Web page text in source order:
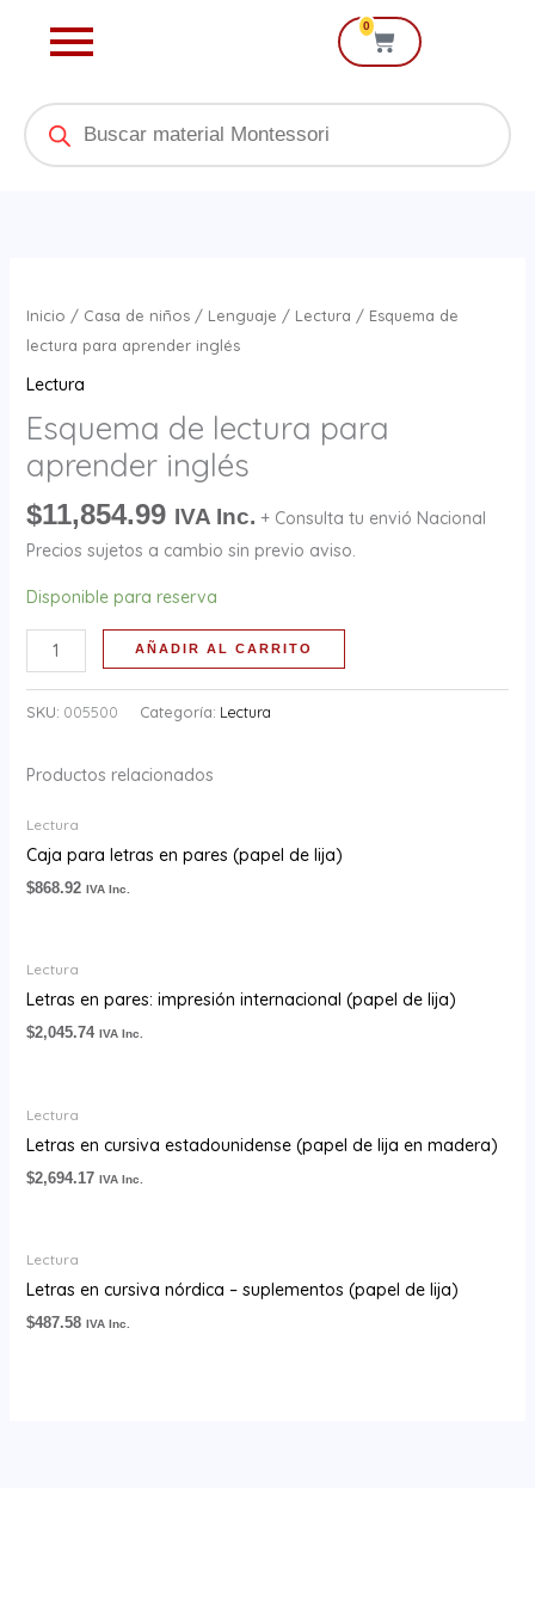
0
Cart
Products
search
Inicio / Casa de niños/ Lenguaje / Lectura / Esquema de
lectura para aprender inglés
Lectura
Esquema de lectura para
aprender inglés
$11,854.99 IVA Inc. + Consulta tu envió Nacional
Precios sujetos a cambio sin previo aviso.
Disponible para reserva
de
lectura
inglés
cantidad
AÑADIR AL CARRITO
SKU: 005500 Categoría: Lectura
Productos relacionados
Lectura
Caja para letras en pares (papel de lija)
$868.92 IVA Inc.
Lectura
Letras en pares: impresión internacional (papel de lija)
$2,045.74 IVA Inc.
Lectura
Letras en cursiva estadounidense (papel de lija en madera)
$2,694.17 IVA Inc.
Lectura
Letras en cursiva nórdica – suplementos (papel de lija)
$487.58 IVA Inc.